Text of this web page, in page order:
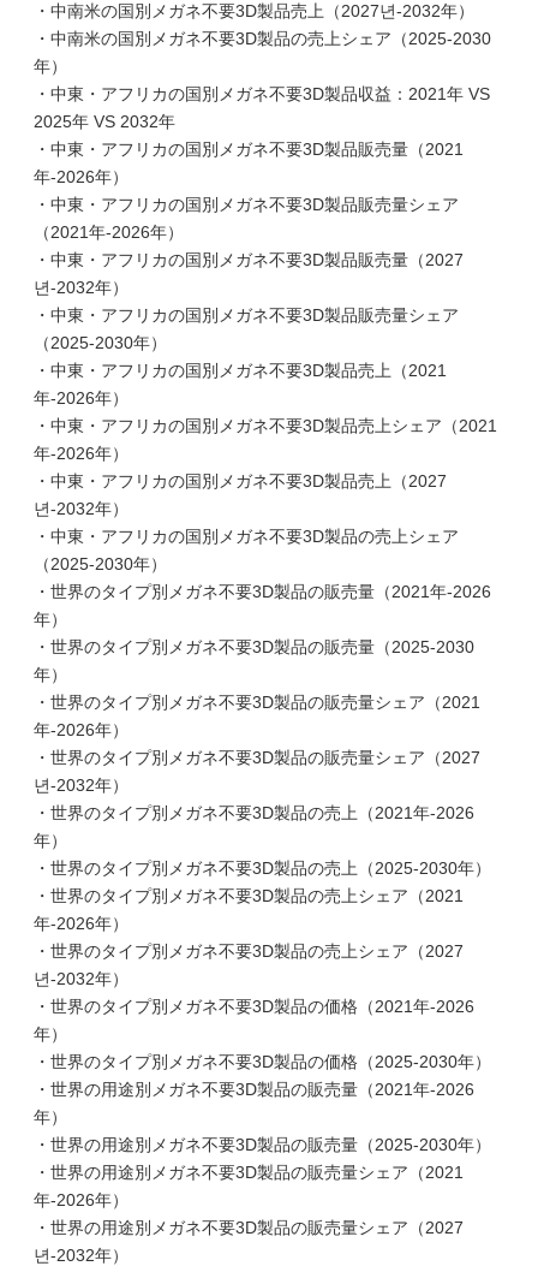
・中南米の国別メガネ不要3D製品売上（2027년-2032年）
・中南米の国別メガネ不要3D製品の売上シェア（2025-2030
年）
・中東・アフリカの国別メガネ不要3D製品収益：2021年 VS
2025年 VS 2032年
・中東・アフリカの国別メガネ不要3D製品販売量（2021
年-2026年）
・中東・アフリカの国別メガネ不要3D製品販売量シェア
（2021年-2026年）
・中東・アフリカの国別メガネ不要3D製品販売量（2027
년-2032年）
・中東・アフリカの国別メガネ不要3D製品販売量シェア
（2025-2030年）
・中東・アフリカの国別メガネ不要3D製品売上（2021
年-2026年）
・中東・アフリカの国別メガネ不要3D製品売上シェア（2021
年-2026年）
・中東・アフリカの国別メガネ不要3D製品売上（2027
년-2032年）
・中東・アフリカの国別メガネ不要3D製品の売上シェア
（2025-2030年）
・世界のタイプ別メガネ不要3D製品の販売量（2021年-2026
年）
・世界のタイプ別メガネ不要3D製品の販売量（2025-2030
年）
・世界のタイプ別メガネ不要3D製品の販売量シェア（2021
年-2026年）
・世界のタイプ別メガネ不要3D製品の販売量シェア（2027
년-2032年）
・世界のタイプ別メガネ不要3D製品の売上（2021年-2026
年）
・世界のタイプ別メガネ不要3D製品の売上（2025-2030年）
・世界のタイプ別メガネ不要3D製品の売上シェア（2021
年-2026年）
・世界のタイプ別メガネ不要3D製品の売上シェア（2027
년-2032年）
・世界のタイプ別メガネ不要3D製品の価格（2021年-2026
年）
・世界のタイプ別メガネ不要3D製品の価格（2025-2030年）
・世界の用途別メガネ不要3D製品の販売量（2021年-2026
年）
・世界の用途別メガネ不要3D製品の販売量（2025-2030年）
・世界の用途別メガネ不要3D製品の販売量シェア（2021
年-2026年）
・世界の用途別メガネ不要3D製品の販売量シェア（2027
년-2032年）